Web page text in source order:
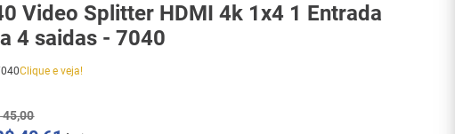
Video Splitter HDMI 4k 1x4 1 Entrada
4 saidas - 7040
Clique e veja!
45,00